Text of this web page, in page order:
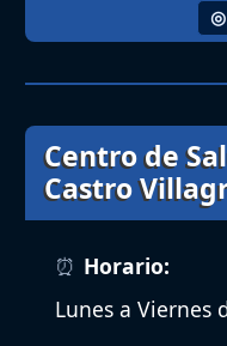
◎
Centro de
Castro
Horario:
Lunes a Viernes